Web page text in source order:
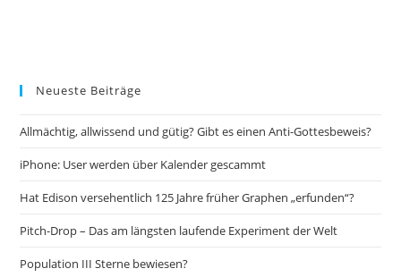
Neueste Beiträge
Allmächtig, allwissend und gütig? Gibt es einen Anti-Gottesbeweis?
iPhone: User werden über Kalender gescammt
Hat Edison versehentlich 125 Jahre früher Graphen „erfunden“?
Pitch-Drop – Das am längsten laufende Experiment der Welt
Population III Sterne bewiesen?